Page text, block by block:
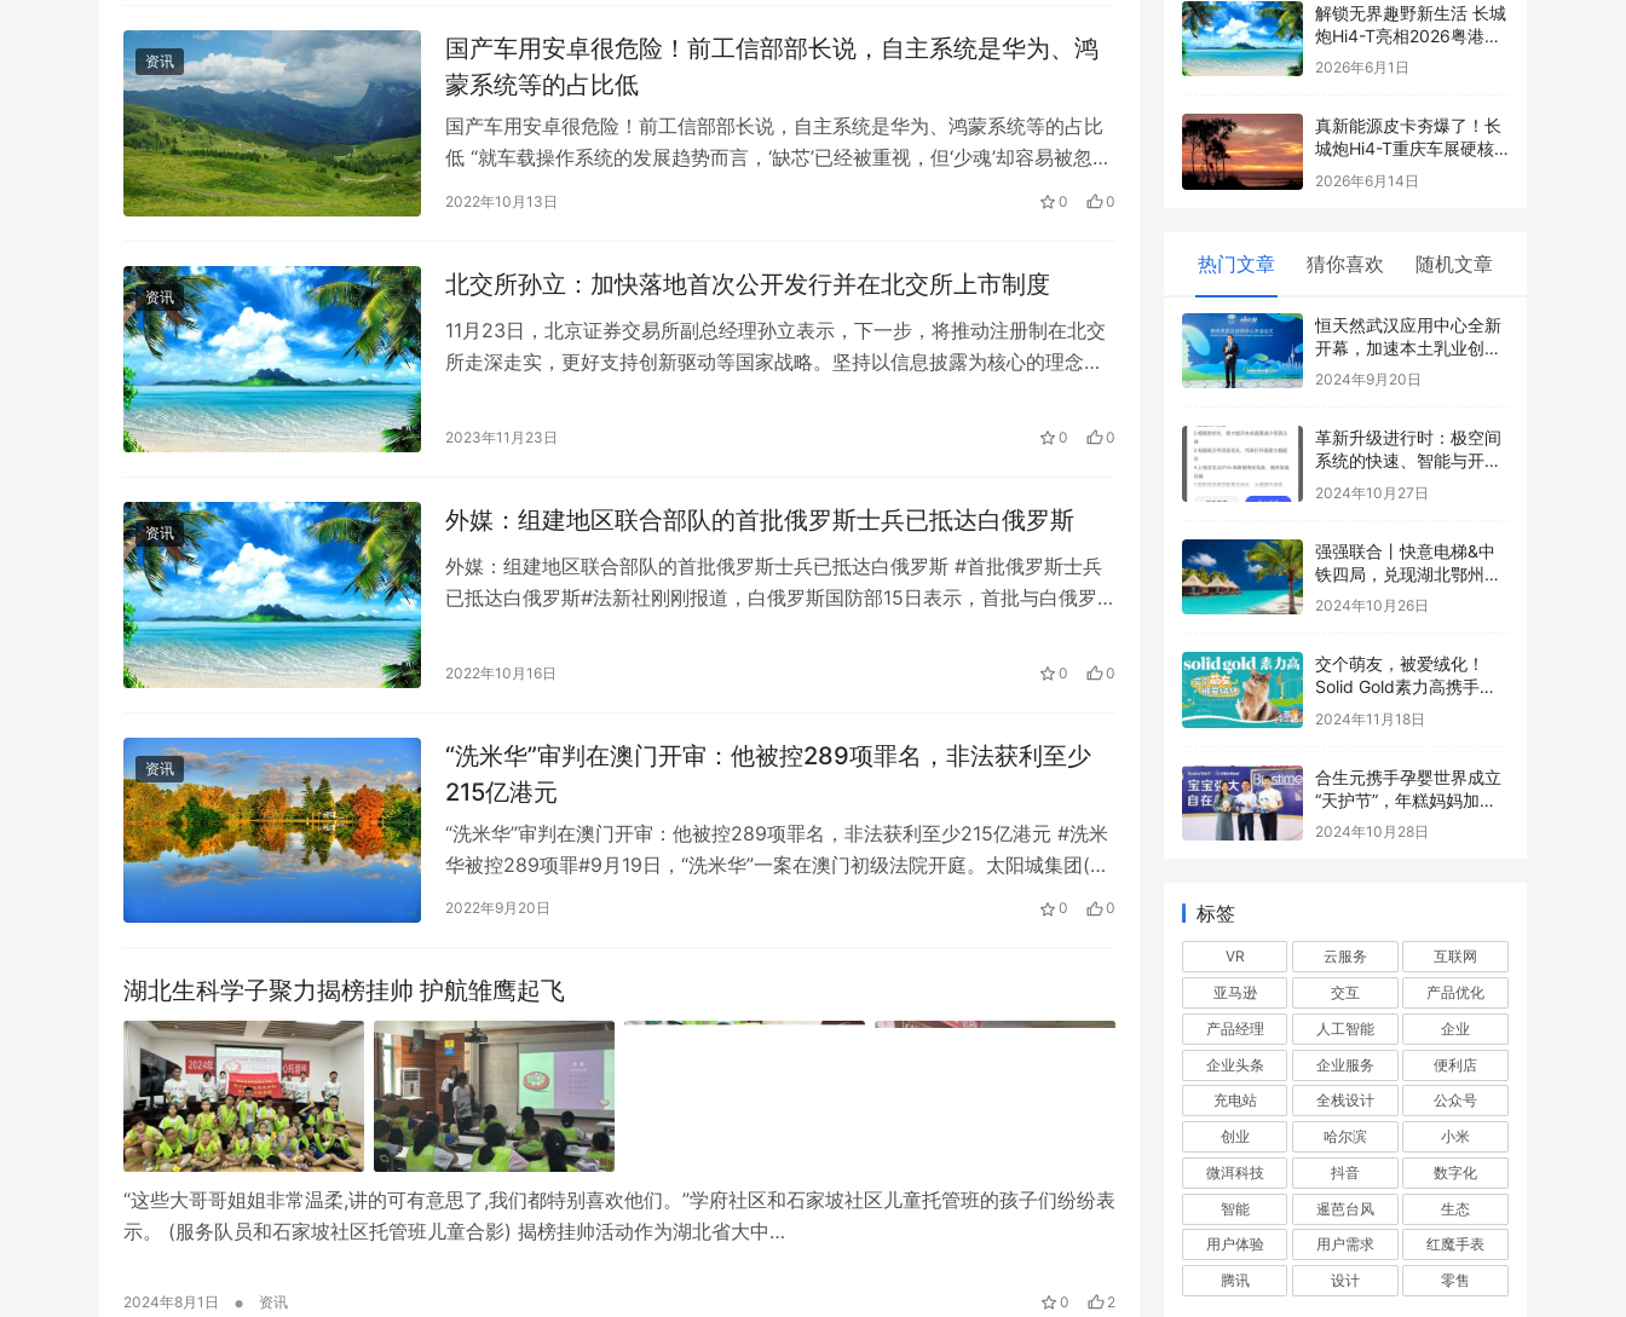
资讯
国产车用安卓很危险！前工信部部长说，自主系统是华为、鸿
蒙系统等的占比低
国产车用安卓很危险！前工信部部长说，自主系统是华为、鸿蒙系统等的占比
低 “就车载操作系统的发展趋势而言，‘缺芯’已经被重视，但‘少魂’却容易被忽
视。很多车企都意识到芯片对于汽车供应…
2022年10月13日 0 0
资讯 北交所孙立：加快落地首次公开发行并在北交所上市制度
11月23日，北京证券交易所副总经理孙立表示，下一步，将推动注册制在北交
所走深走实，更好支持创新驱动等国家战略。坚持以信息披露为核心的理念不
2023年11月23日 0 0
资讯 外媒：组建地区联合部队的首批俄罗斯士兵已抵达白俄罗斯
外媒：组建地区联合部队的首批俄罗斯士兵已抵达白俄罗斯 #首批俄罗斯士兵
已抵达白俄罗斯#法新社刚刚报道，白俄罗斯国防部15日表示，首批与白俄罗
2022年10月16日 0 0
资讯
“洗米华”审判在澳门开审：他被控289项罪名，非法获利至少
215亿港元
“洗米华”审判在澳门开审：他被控289项罪名，非法获利至少215亿港元 #洗米
华被控289项罪#9月19日，“洗米华”一案在澳门初级法院开庭。太阳城集团(绰
号“西米花”)创始人周焯…
2022年9月20日 0 0
湖北生科学子聚力揭榜挂帅 护航雏鹰起飞
“这些大哥哥姐姐非常温柔,讲的可有意思了,我们都特别喜欢他们。”学府社区和石家坡社区儿童托管班的孩子们纷纷表
示。 (服务队员和石家坡社区托管班儿童合影) 揭榜挂帅活动作为湖北省大中…
2024年8月1日 • 资讯 0 2
解锁无界趣野新生活 长城
炮Hi4-T亮相2026粤港澳
大湾区车展
2026年6月1日
真新能源皮卡夯爆了！长
城炮Hi4-T重庆车展硬核
上市14.98万元起
2026年6月14日
热门文章 猜你喜欢 随机文章
恒天然武汉应用中心全新
开幕，加速本土乳业创新
升级
2024年9月20日
革新升级进行时：极空间
系统的快速、智能与开放
之路
2024年10月27日
强强联合丨快意电梯&中
铁四局，兑现湖北鄂州新
城安居梦
2024年10月26日
交个萌友，被爱绒化！
Solid Gold素力高携手华
南农业大学举办校园公益
活动，共同关爱流浪动
2024年11月18日
合生元携手孕婴世界成立
“天护节”，年糕妈妈加盟
活动助力大众解锁科学育
儿理念
2024年10月28日
标签
VR 云服务
互联网
亚马逊
交互
产品优化
产品经理
人工智能
企业
企业头条
企业服务
便利店
充电站
全栈设计
公众号
创业
哈尔滨
小米
微洱科技
抖音
数字化
智能
暹芭台风
生态
用户体验
用户需求
红魔手表
腾讯
设计 零售